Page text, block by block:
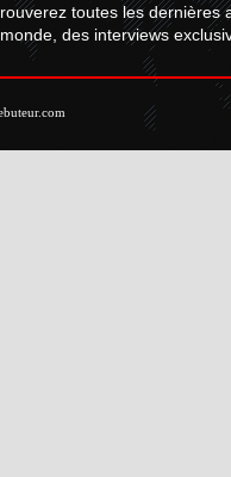
toutes les dernières
des interviews